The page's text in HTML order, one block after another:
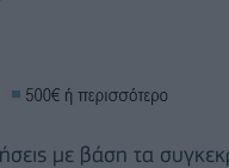
με βάση τα